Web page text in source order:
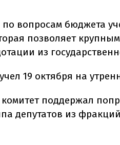
вопросам бюджета
позволяет
из
19 октября на
поддержал
депутатов из